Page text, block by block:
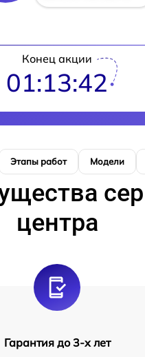
Конец акции
01:13:40
Этапы работ Модели
центра
Гарантия до 3-х лет